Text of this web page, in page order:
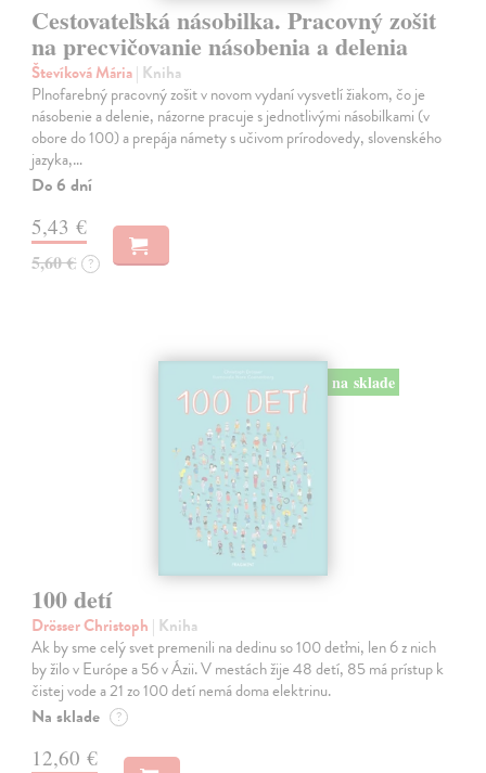
Cestovateľská násobilka. Pracovný zošit
na precvičovanie násobenia a delenia
Števíková Mária| Kniha
Plnofarebný pracovný zošit v novom vydaní vysvetlí žiakom, čo je
násobenie a delenie, názorne pracuje s jednotlivými násobilkami (v
obore do 100) a prepája námety s učivom prírodovedy, slovenského
jazyka,…
Do 6 dní
5,43 €
5,60 € ?
na sklade
100 detí
Drösser Christoph | Kniha
Ak by sme celý svet premenili na dedinu so 100 deťmi, len 6 z nich
by žilo v Európe a 56 v Ázii. V mestách žije 48 detí, 85 má prístup k
čistej vode a 21 zo 100 detí nemá doma elektrinu.
Na sklade ?
12,60 €